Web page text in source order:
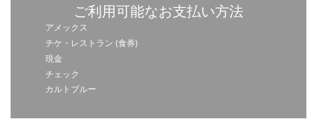
ご利用可能なお支払い方法
アメックス
チケ・レストラン (食券)
現金
チェック
カルトブルー